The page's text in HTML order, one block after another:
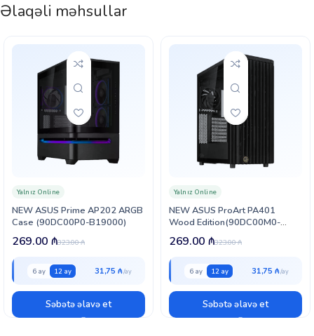
Əlaqəli məhsullar
NEW ASUS Prime AP202 ARGB
Case (90DC00P0-B19000)
Yalnız Online
323.00₼
269.00 ₼
6 ay 12 ay 31,75 ₼
Səbətə əlavə et
NEW ASUS ProArt PA401
Wood Edition(90DC00M0-
B39000)
Yalnız Online
323.00₼
269.00 ₼
6 ay 12 ay 31,75 ₼
Səbətə əlavə et